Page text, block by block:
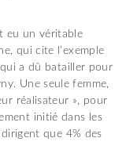
eu un véritable
qui cite l’exemple
a dû batailler pour
Une seule femme,
réalisateur », pour
initié dans les
que 4% des